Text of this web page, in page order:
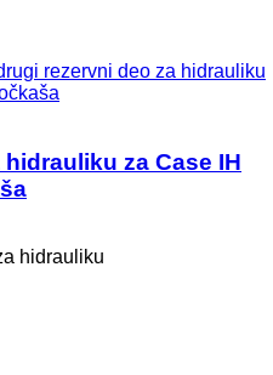
rezervni deo za hidrauliku
za Case IH
hidrauliku